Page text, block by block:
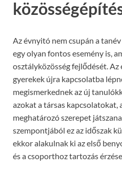
Az évnyitó nem csupán a
egy olyan fontos esemény is,
osztályközösség fejlődését. Az
gyerekek újra kapcsolatba
megismerkednek az új
azokat a társas kapcsolatokat,
meghatározó szerepet
szempontjából ez az időszak
ekkor alakulnak ki az első
és a csoporthoz tartozás